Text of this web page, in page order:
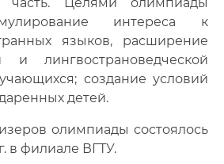
часть. Целями олимпиады
интереса к
языков, расширение
и лингвострановедческой
создание условий
детей.
олимпиады состоялось
в филиале ВГТУ.